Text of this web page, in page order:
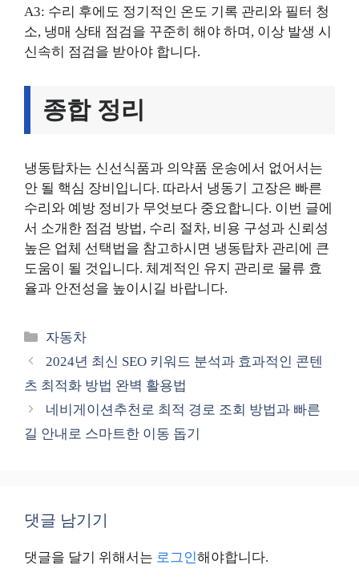
A3: 수리 후에도 정기적인 온도 기록 관리와 필터 청
소, 냉매 상태 점검을 꾸준히 해야 하며, 이상 발생 시
신속히 점검을 받아야 합니다.
종합 정리
냉동탑차는 신선식품과 의약품 운송에서 없어서는
안 될 핵심 장비입니다. 따라서 냉동기 고장은 빠른
수리와 예방 정비가 무엇보다 중요합니다. 이번 글에
서 소개한 점검 방법, 수리 절차, 비용 구성과 신뢰성
높은 업체 선택법을 참고하시면 냉동탑차 관리에 큰
도움이 될 것입니다. 체계적인 유지 관리로 물류 효
율과 안전성을 높이시길 바랍니다.
카
테
리
자동차
2024년 최신 SEO 키워드 분석과 효과적인 콘텐
츠 최적화 방법 완벽 활용법
네비게이션추천로 최적 경로 조회 방법과 빠른
길 안내로 스마트한 이동 돕기
댓글 남기기
댓글을 달기 위해서는 로그인해야합니다.